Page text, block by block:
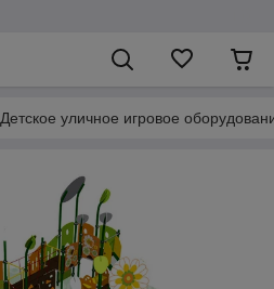
Детское уличное игровое